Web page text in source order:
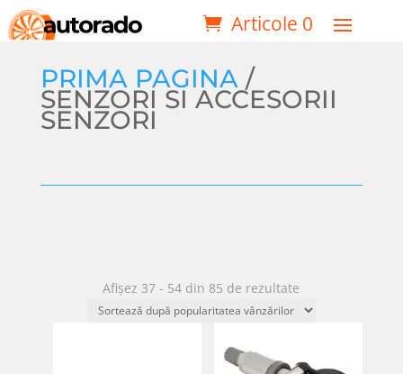
Articole 0
PRIMA PAGINA/
SENZORI SI ACCESORII
SENZORI
Afișez 37 - 54 din 85 de rezultate
după